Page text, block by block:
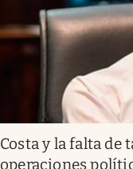
Costa y la falta de
operaciones